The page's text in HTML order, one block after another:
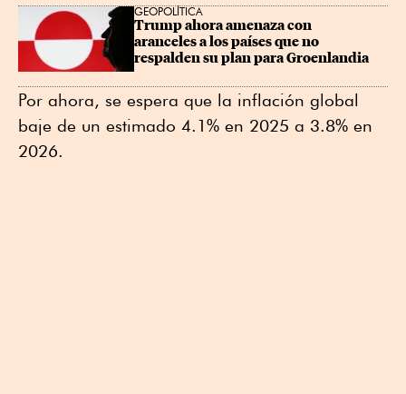
GEOPOLÍTICA
Trump ahora amenaza con
aranceles a los países que no
respalden su plan para Groenlandia
Por ahora, se espera que la inflación global
baje de un estimado 4.1% en 2025 a 3.8% en
2026.